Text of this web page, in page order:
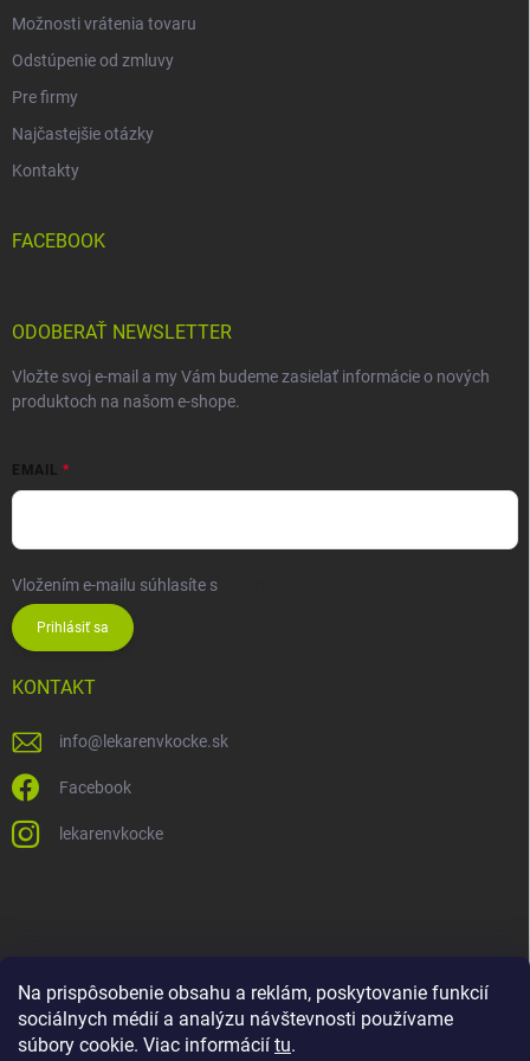
Na prispôsobenie obsahu a reklám, poskytovanie funkcií
sociálnych médií a analýzu návštevnosti používame
súbory cookie. Viac informácií tu.
Možnosti vrátenia tovaru
Odstúpenie od zmluvy
Pre firmy
Najčastejšie otázky
Kontakty
FACEBOOK
ODOBERAŤ NEWSLETTER
Vložte svoj e-mail a my Vám budeme zasielať informácie o nových
produktoch na našom e-shope.
EMAIL
Vložením e-mailu súhlasíte s
Prihlásiť sa
KONTAKT
info@ lekarenvkocke.sk
Facebook
lekarenvkocke